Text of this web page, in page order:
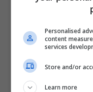
Personalised
content
services
Store and/or
Learn more